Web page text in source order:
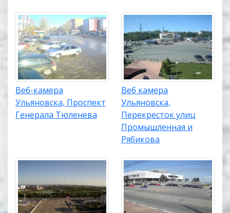
Веб-камера
Ульяновска, Проспект
Генерала Тюленева
Веб камера
Ульяновска,
Перекресток улиц
Промышленная и
Рябикова